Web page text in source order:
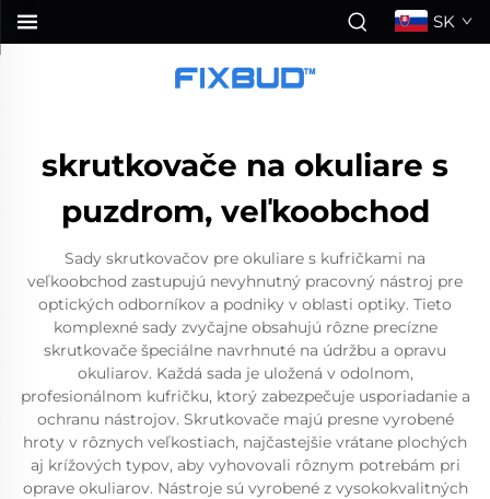
SK
skrutkovače na okuliare s
puzdrom, veľkoobchod
Sady skrutkovačov pre okuliare s kufričkami na
veľkoobchod zastupujú nevyhnutný pracovný nástroj pre
optických odborníkov a podniky v oblasti optiky. Tieto
komplexné sady zvyčajne obsahujú rôzne precízne
skrutkovače špeciálne navrhnuté na údržbu a opravu
okuliarov. Každá sada je uložená v odolnom,
profesionálnom kufričku, ktorý zabezpečuje usporiadanie a
ochranu nástrojov. Skrutkovače majú presne vyrobené
hroty v rôznych veľkostiach, najčastejšie vrátane plochých
aj krížových typov, aby vyhovovali rôznym potrebám pri
oprave okuliarov. Nástroje sú vyrobené z vysokokvalitných